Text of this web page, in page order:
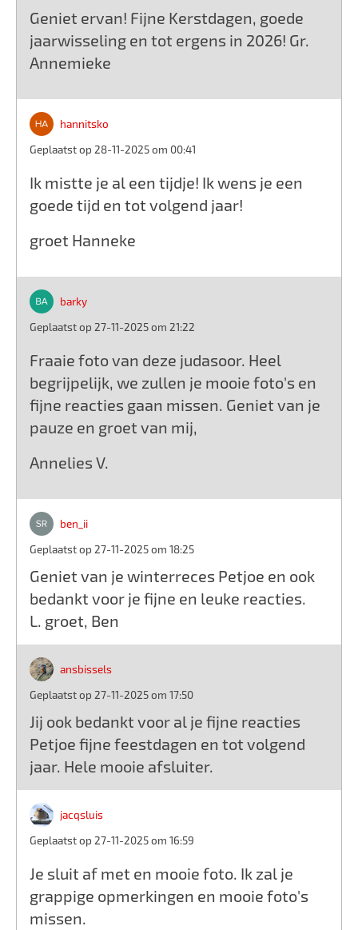
Geniet ervan! Fijne Kerstdagen, goede
jaarwisseling en tot ergens in 2026! Gr.
Annemieke
hannitsko
Geplaatst op 28-11-2025 om 00:41
Ik mistte je al een tijdje! Ik wens je een
goede tijd en tot volgend jaar!
groet Hanneke
barky
Geplaatst op 27-11-2025 om 21:22
Fraaie foto van deze judasoor. Heel
begrijpelijk, we zullen je mooie foto's en
fijne reacties gaan missen. Geniet van je
pauze en groet van mij,
Annelies V.
ben_ii
Geplaatst op 27-11-2025 om 18:25
Geniet van je winterreces Petjoe en ook
bedankt voor je fijne en leuke reacties.
L. groet, Ben
ansbissels
Geplaatst op 27-11-2025 om 17:50
Jij ook bedankt voor al je fijne reacties
Petjoe fijne feestdagen en tot volgend
jaar. Hele mooie afsluiter.
jacqsluis
Geplaatst op 27-11-2025 om 16:59
Je sluit af met en mooie foto. Ik zal je
grappige opmerkingen en mooie foto's
missen.